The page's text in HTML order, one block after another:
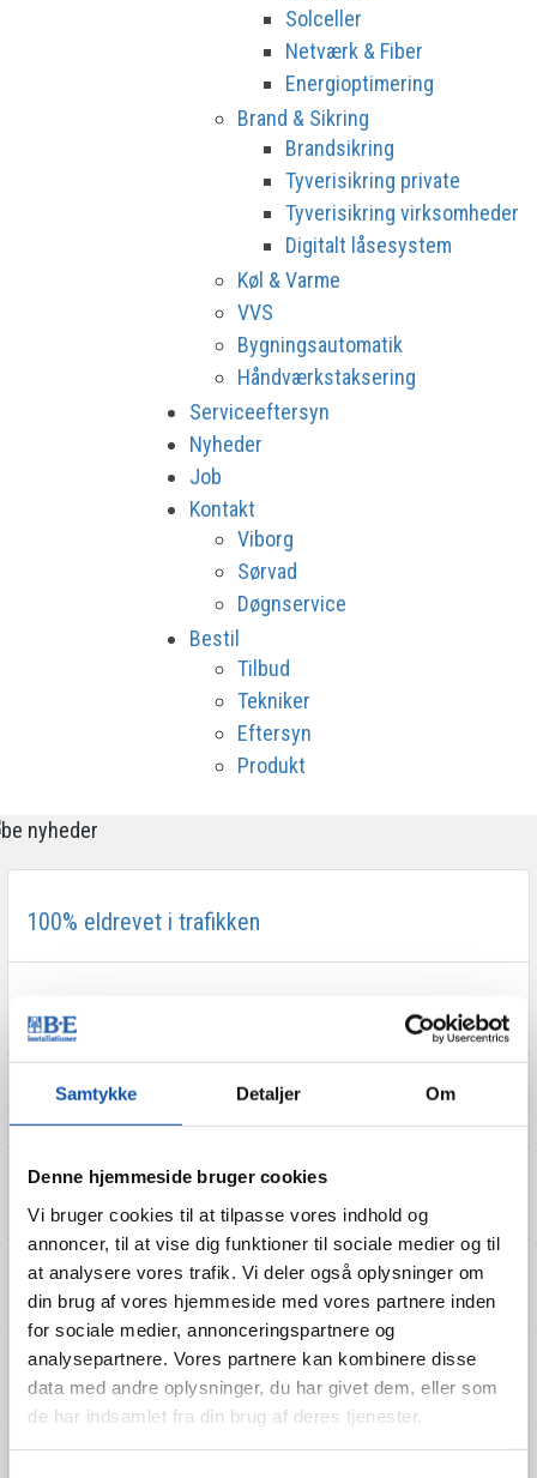
Samtykke Detaljer Om
Denne hjemmeside bruger cookies
Vi bruger cookies til at tilpasse vores indhold og
annoncer, til at vise dig funktioner til sociale medier og til
at analysere vores trafik. Vi deler også oplysninger om
din brug af vores hjemmeside med vores partnere inden
for sociale medier, annonceringspartnere og
analysepartnere. Vores partnere kan kombinere disse
data med andre oplysninger, du har givet dem, eller som
de har indsamlet fra din brug af deres tjenester.
Solceller
Netværk & Fiber
Energioptimering
Brand & Sikring
Brandsikring
Tyverisikring private
Tyverisikring virksomheder
Digitalt låsesystem
Køl & Varme
VVS
Bygningsautomatik
Håndværkstaksering
Serviceeftersyn
Nyheder
Job
Kontakt
Viborg
Sørvad
Døgnservice
Bestil
Tilbud
Tekniker
Eftersyn
Produkt
100% eldrevet i trafikken
Bowl’n Fun styrer for vildt efter større renovering
Cool klejnsmed sprang til og blev kølemontør
Der gror ægte jobglæde i vores branche!
Det spiller også udenfor banen, når VFF spiller